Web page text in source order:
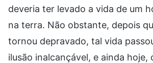
deveria ter levado a vida de um
na terra. Não obstante, depois
tornou depravado, tal vida
ilusão inalcançável, e ainda hoje,